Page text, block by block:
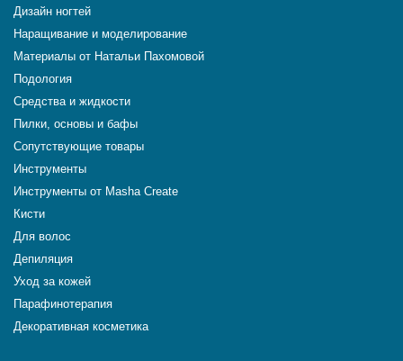
Дизайн ногтей
Наращивание и моделирование
Материалы от Натальи Пахомовой
Подология
Средства и жидкости
Пилки, основы и бафы
Сопутствующие товары
Инструменты
Инструменты от Masha Create
Кисти
Для волос
Депиляция
Уход за кожей
Парафинотерапия
Декоративная косметика